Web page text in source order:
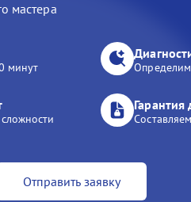
мастера
минут
Отправить заявку